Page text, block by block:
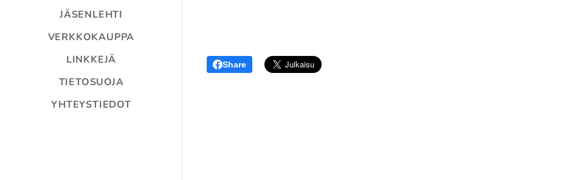
JÄSENLEHTI
VERKKOKAUPPA
LINKKEJÄ
TIETOSUOJA
YHTEYSTIEDOT
Share